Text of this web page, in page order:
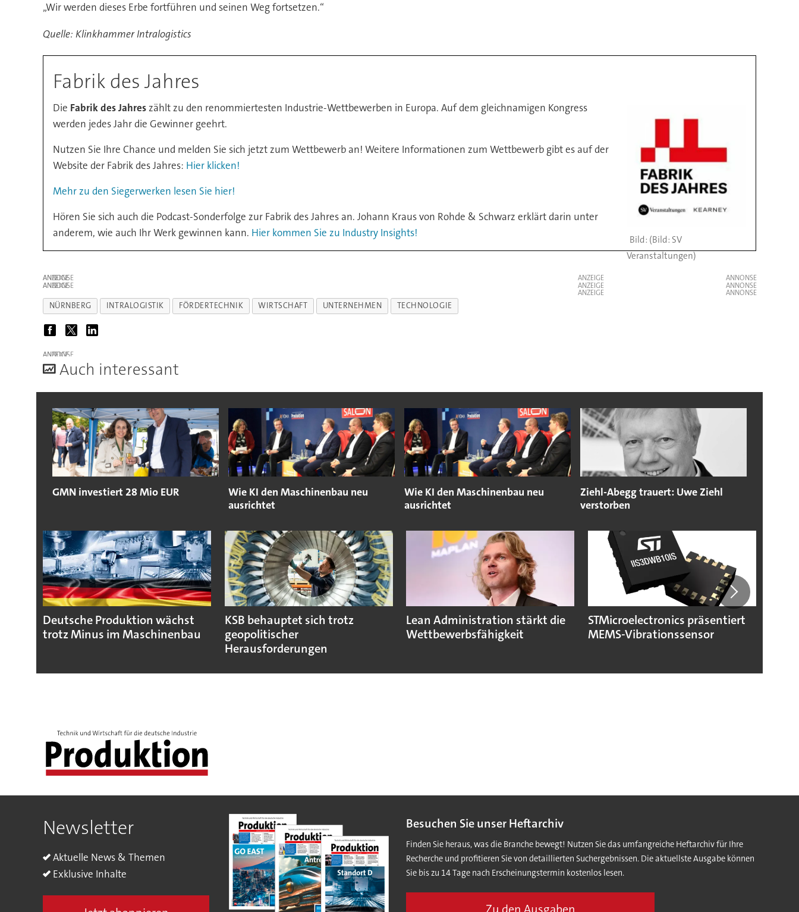
„Wir werden dieses Erbe fortführen und seinen Weg fortsetzen.“
Quelle: Klinkhammer Intralogistics
Fabrik des Jahres
(Bild: SV
Veranstaltungen)
Die Fabrik des Jahreszählt zu den renommiertesten Industrie-Wettbewerben in Europa. Auf dem gleichnamigen Kongress
werden jedes Jahr die Gewinner geehrt.
Nutzen Sie Ihre Chance und melden Sie sich jetzt zum Wettbewerb an! Weitere Informationen zum Wettbewerb gibt es auf der
Website der Fabrik des Jahres: Hier klicken!
Mehr zu den Siegerwerken lesen Sie hier!
Hören Sie sich auch die Podcast-Sonderfolge zur Fabrik des Jahres an. Johann Kraus von Rohde & Schwarz erklärt darin unter
anderem, wie auch Ihr Werk gewinnen kann. Hier kommen Sie zu Industry Insights!
ANZEIGE
ANZEIGE
ANZEIGE
ANZEIGE
ANZEIGE
NÜRNBERG INTRALOGISTIK FÖRDERTECHNIK WIRTSCHAFT UNTERNEHMEN TECHNOLOGIE
ANZEIGE
Auch interessant
GMN investiert 28 Mio EUR
Wie KI den Maschinenbau neu
ausrichtet
Wie KI den Maschinenbau neu
ausrichtet
Ziehl-Abegg trauert: Uwe Ziehl
verstorben
Deutsche Produktion wächst
trotz Minus im Maschinenbau
KSB behauptet sich trotz
geopolitischer
Herausforderungen
Lean Administration stärkt die
Wettbewerbsfähigkeit
STMicroelectronics präsentiert
MEMS-Vibrationssensor
Newsletter
Aktuelle News & Themen
Exklusive Inhalte
Besuchen Sie unser Heftarchiv
Finden Sie heraus, was die Branche bewegt! Nutzen Sie das umfangreiche Heftarchiv für Ihre
Recherche und profitieren Sie von detaillierten Suchergebnissen. Die aktuellste Ausgabe können
Sie bis zu 14 Tage nach Erscheinungstermin kostenlos lesen.